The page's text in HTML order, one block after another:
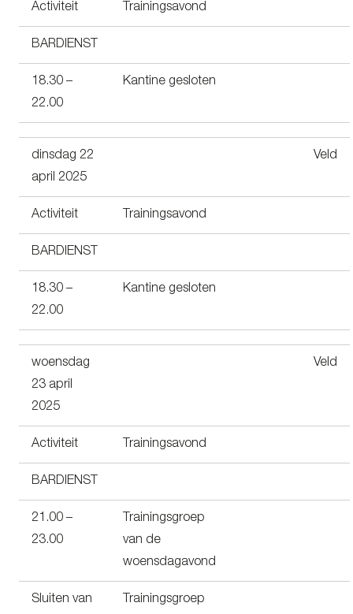
Activiteit Trainingsavond
BARDIENST
18.30 –
22.00
Kantine gesloten
dinsdag 22
april 2025
Veld
Activiteit Trainingsavond
BARDIENST
18.30 –
22.00
Kantine gesloten
woensdag
23 april
2025
Veld
Activiteit Trainingsavond
BARDIENST
21.00 –
23.00
Trainingsgroep
van de
woensdagavond
Sluiten van
Trainingsgroep